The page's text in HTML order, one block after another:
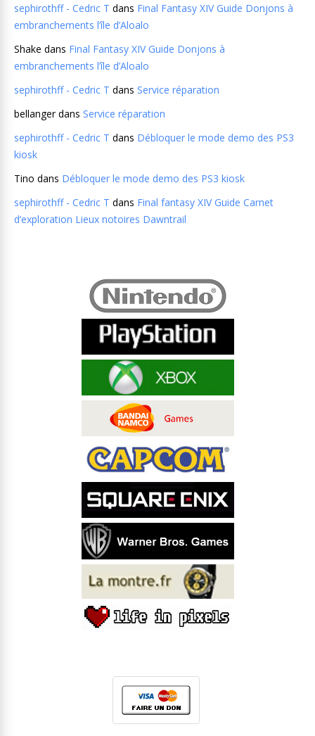
sephirothff - Cedric T dans Final Fantasy XIV Guide Donjons à
embranchements l’île d’Aloalo
Shake dans Final Fantasy XIV Guide Donjons à
embranchements l’île d’Aloalo
sephirothff - Cedric T dans Service réparation
bellangerdans Service réparation
sephirothff - Cedric T dans Débloquer le mode demo des PS3
kiosk
Tino dans Débloquer le mode demo des PS3 kiosk
sephirothff - Cedric T dans Final fantasy XIV Guide Carnet
d’exploration Lieux notoires Dawntrail